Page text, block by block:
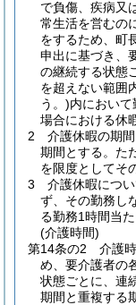
で負傷、疾病又
常生活を営むの
をするため、町
申出に基づき、
の継続する状態
を超えない範囲
う。)内におい
場合における休
2
介護休暇の期
期間とする。 た
を限度としてそ
3
介護休暇につい
ず、その勤務し
る勤務1時間当
(介護時間)
第14条の2
介護
め、要介護者の
状態ごとに、連
期間と重複する